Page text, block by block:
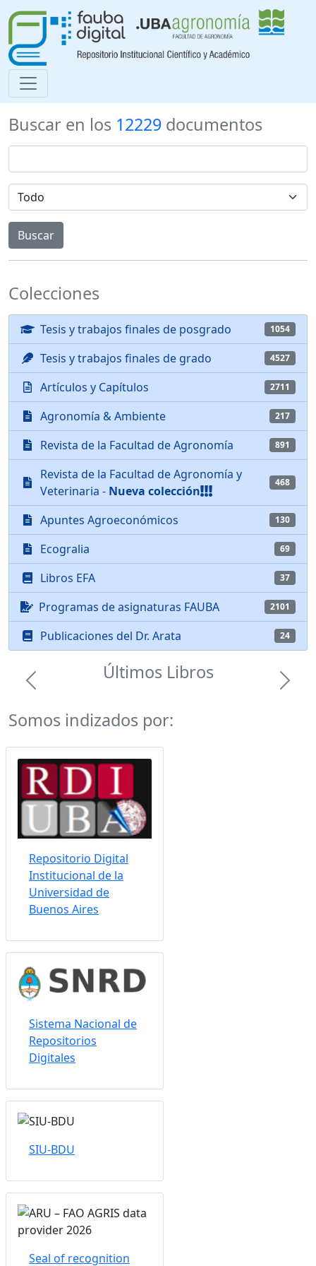
Buscar en los 12229 documentos
Colecciones
Tesis y trabajos finales de posgrado 1054
Tesis y trabajos finales de grado 4527
Artículos y Capítulos 2711
Agronomía & Ambiente 217
Revista de la Facultad de Agronomía 891
Revista de la Facultad de Agronomía y
Veterinaria - Nueva colección
468
Apuntes Agroeconómicos 130
Ecogralia 69
Libros EFA 37
Programas de asignaturas FAUBA 2101
Publicaciones del Dr. Arata 24
Últimos Libros
Previous Next
Somos indizados por:
Repositorio Digital
Institucional de la
Universidad de
Buenos Aires
Sistema Nacional de
Repositorios
Digitales
SIU-BDU
Seal of recognition